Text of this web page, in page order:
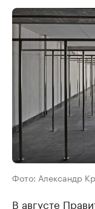
Фото: Александр
В августе